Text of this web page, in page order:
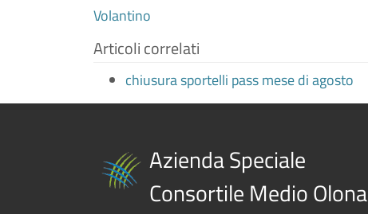
Volantino
Articoli correlati
chiusura sportelli pass mese di agosto
Azienda Speciale
Consortile Medio Olona